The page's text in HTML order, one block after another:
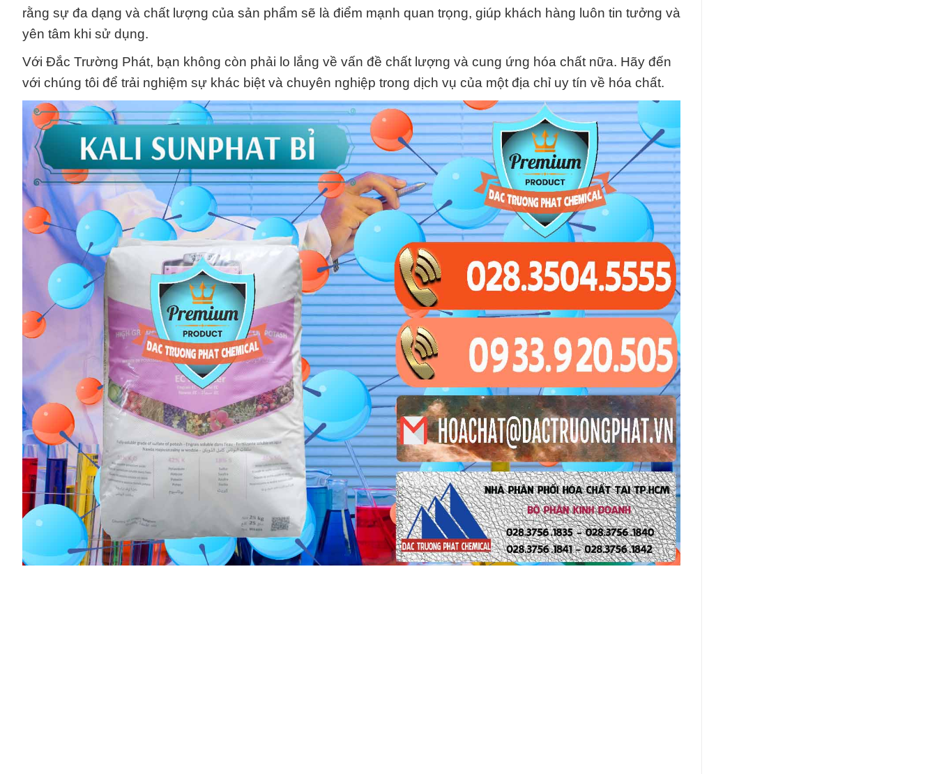
rằng sự đa dạng và chất lượng của sản phẩm sẽ là điểm mạnh quan trọng, giúp khách hàng luôn tin tưởng và
yên tâm khi sử dụng.
Với Đắc Trường Phát, bạn không còn phải lo lắng về vấn đề chất lượng và cung ứng hóa chất nữa. Hãy đến
với chúng tôi để trải nghiệm sự khác biệt và chuyên nghiệp trong dịch vụ của một địa chỉ uy tín về hóa chất.